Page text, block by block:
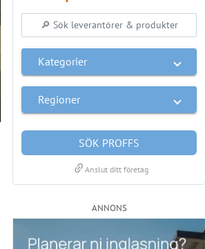
Kategorier
Regioner
SÖK PROFFS
linkAnslut ditt företag
ANNONS